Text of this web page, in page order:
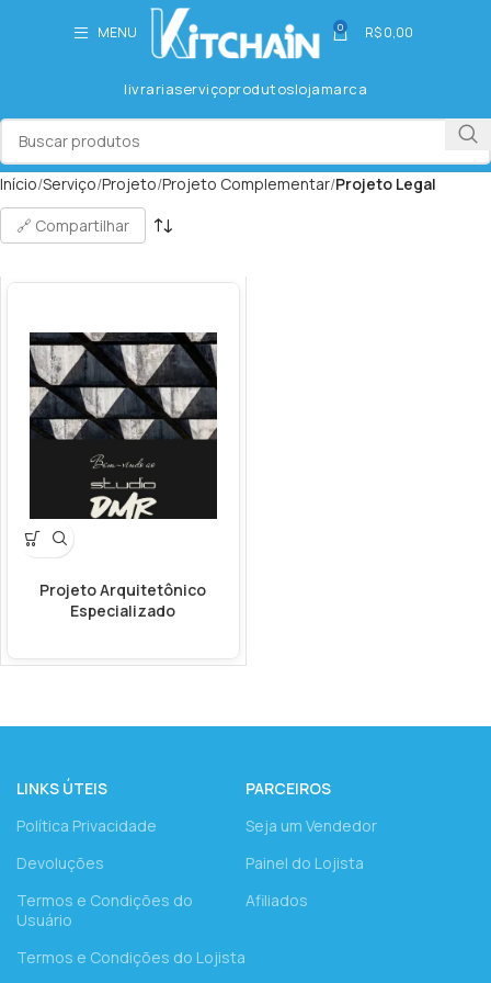
MENU 0 R$0,00
livrariaserviçoprodutoslojamarca
Início Serviço Projeto Projeto Complementar Projeto Legal
🔗 Compartilhar
Projeto Arquitetônico
Especializado
LINKS ÚTEIS
Política Privacidade
Devoluções
Termos e Condições do
Usuário
Termos e Condições do Lojista
PARCEIROS
Seja um Vendedor
Painel do Lojista
Afiliados